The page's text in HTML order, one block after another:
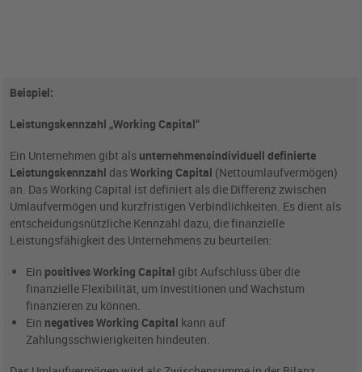
Beispiel:
Leistungskennzahl „Working Capital“
Ein Unternehmen gibt als unternehmensindividuell definierte
Leistungskennzahl dasWorking Capital (Nettoumlaufvermögen)
an. Das Working Capital ist definiert als die Differenz zwischen
Umlaufvermögen und kurzfristigen Verbindlichkeiten. Es dient als
entscheidungsnützliche Kennzahl dazu, die finanzielle
Leistungsfähigkeit des Unternehmens zu beurteilen:
Ein positives Working Capital gibt Aufschluss über die
finanzielle Flexibilität, um Investitionen und Wachstum
finanzieren zu können.
Ein negatives Working Capital kann auf
Zahlungsschwierigkeiten hindeuten.